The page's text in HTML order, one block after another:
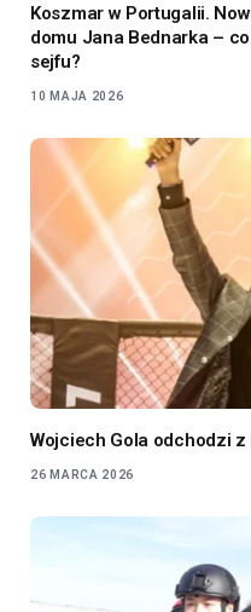
Koszmar w Portugalii.
domu Jana Bednarka –
sejfu?
10 MAJA 2026
Wojciech Gola odchodzi z
26 MARCA 2026